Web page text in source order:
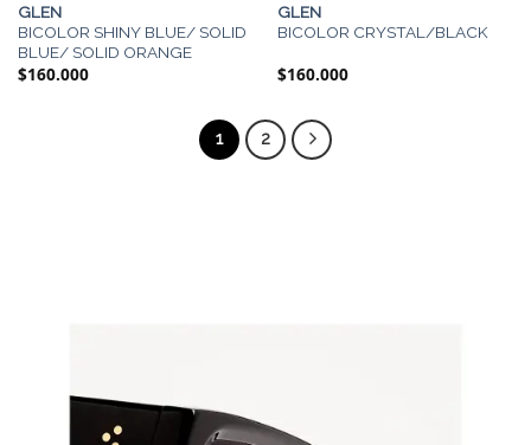
GLEN
BICOLOR SHINY BLUE/ SOLID
BLUE/ SOLID ORANGE
$160.000
GLEN
BICOLOR CRYSTAL/BLACK
$160.000
1 2